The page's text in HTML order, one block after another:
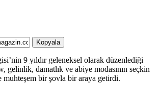
Kopyala
9 yıldır geleneksel olarak düzenlediği
gelinlik, damatlık ve abiye modasının seçkin
muhteşem bir şovla bir araya getirdi.